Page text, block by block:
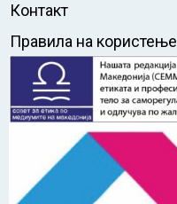
Контакт
Правила на користење